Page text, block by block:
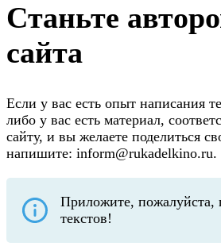
Станьте
сайта
Если у вас есть опыт написания
либо у вас есть материал,
сайту, и вы желаете поделиться
напишите: inform@rukadelkino.ru.
Приложите, пожалуйста,
текстов!